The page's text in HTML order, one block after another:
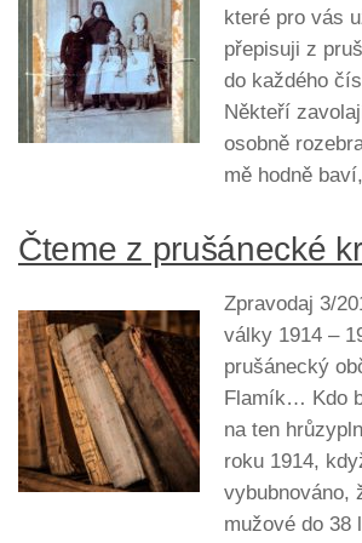
které pro vás
přepisuji z
do každého
Někteří
osobně
mě hodně
Čteme z prušánecké
Zpravodaj 3/
války 1914 –
prušánecký
Flamík… Kdo
na ten
roku 1914,
vybubnováno,
mužové do 38